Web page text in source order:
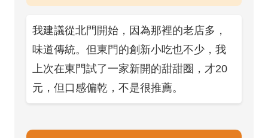
我建議從北門開始，因為那裡的老店多，
味道傳統。但東門的創新小吃也不少，我
上次在東門試了一家新開的甜甜圈，才20
元，但口感偏乾，不是很推薦。